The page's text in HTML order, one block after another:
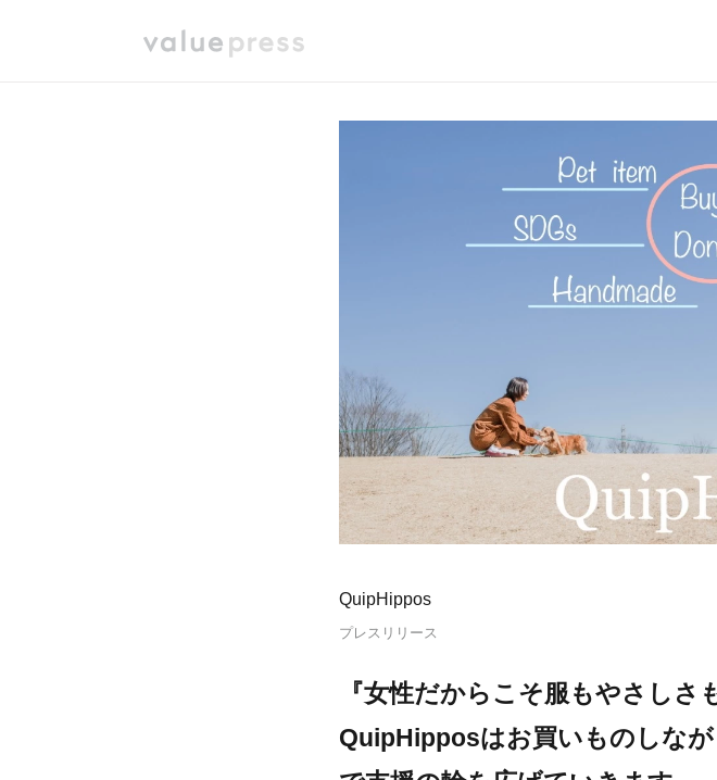
QuipHippos
プレスリリース
『女性だからこそ服もやさしさ
QuipHipposはお買いものしな